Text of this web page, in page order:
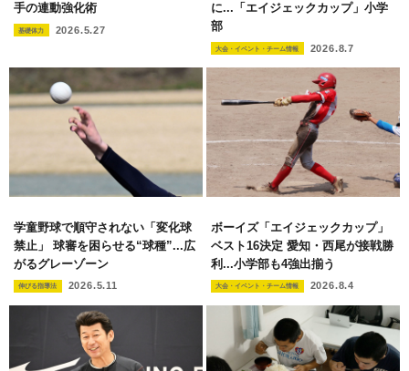
手の連動強化術
基礎体力 2026.5.27
に...「エイジェックカップ」小学
部
大会・イベント・チーム情報 2026.8.7
学童野球で順守されない「変化球
禁止」 球審を困らせる“球種”...広
がるグレーゾーン
伸びる指導法 2026.5.11
ボーイズ「エイジェックカップ」
ベスト16決定 愛知・西尾が接戦勝
利...小学部も4強出揃う
大会・イベント・チーム情報 2026.8.4